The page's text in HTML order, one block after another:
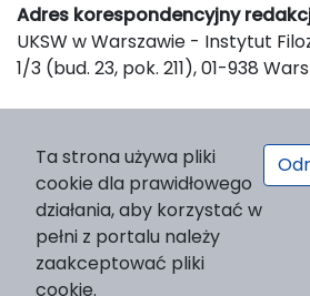
Adres korespondencyjny
UKSW w Warszawie - Instytut
1/3 (bud. 23, pok. 211), 01-938
Wydawnictwo Naukowe UKSW,
nr 2, 01-815 Warszawa
Strona WWW Wydawnictwa
e-mail: wydawnictwo@uksw.edu.pl
Ta strona używa pliki
cookie dla prawidłowego
działania, aby korzystać w
pełni z portalu należy
zaakceptować pliki
cookie.